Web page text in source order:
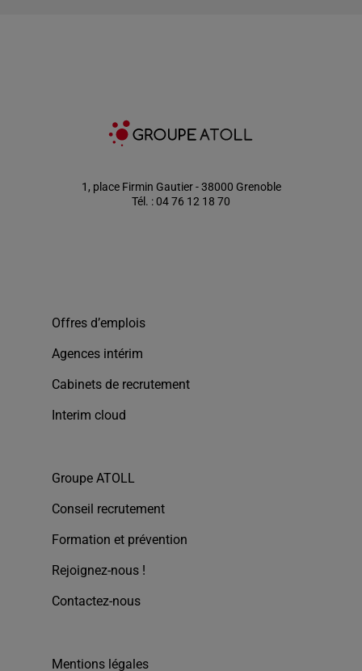
1, place Firmin Gautier - 38000 Grenoble
Tél. : 04 76 12 18 70
Offres d’emplois
Agences intérim
Cabinets de recrutement
Interim cloud
Groupe ATOLL
Conseil recrutement
Formation et prévention
Rejoignez-nous !
Contactez-nous
Mentions légales